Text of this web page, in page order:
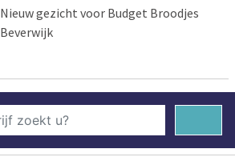
Nieuw gezicht voor Budget Broodjes
Beverwijk